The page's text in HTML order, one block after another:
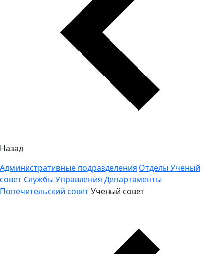
Назад
Административные подразделения Отделы Ученый
совет Службы Управления Департаменты
Попечительский советУченый совет